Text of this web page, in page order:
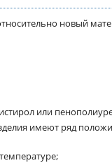
новый
или
имеют ряд